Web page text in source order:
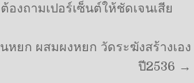
งถามเปอร์เซ็นต์ให้ชัดเจนเสีย
หยก ผสมผงหยก วัดระฆังสร้างเอง
ปี2536 →